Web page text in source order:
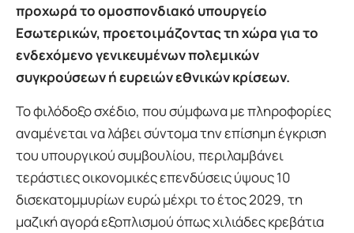
προχωρά το ομοσπονδιακό υπουργείο
Εσωτερικών, προετοιμάζοντας τη χώρα για το
ενδεχόμενο γενικευμένων πολεμικών
συγκρούσεων ή ευρειών εθνικών κρίσεων.
Το φιλόδοξο σχέδιο, που σύμφωνα με πληροφορίες
αναμένεται να λάβει σύντομα την επίσημη έγκριση
του υπουργικού συμβουλίου, περιλαμβάνει
τεράστιες οικονομικές επενδύσεις ύψους 10
δισεκατομμυρίων ευρώ μέχρι το έτος 2029, τη
μαζική αγορά εξοπλισμού όπως χιλιάδες κρεβάτια